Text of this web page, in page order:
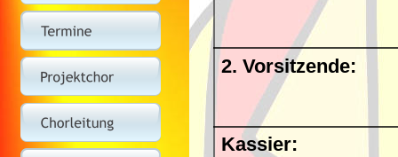
2. Vorsitzende:
Kassier: